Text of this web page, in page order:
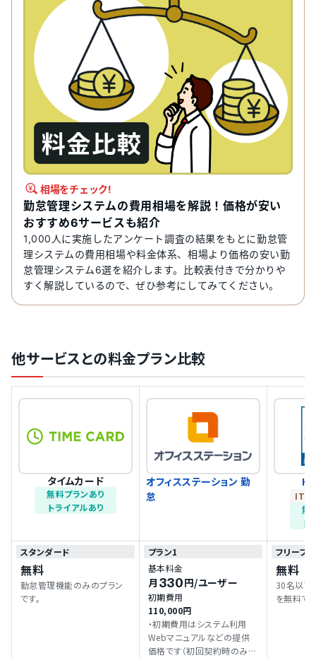
相場をチェック!
勤怠管理システムの費用相場を解説！価格が安い
おすすめ6サービスも紹介
1,000人に実施したアンケート調査の結果をもとに勤怠管
理システムの費用相場や料金体系、相場より価格の安い勤
怠管理システム6選を紹介します。比較表付きで分かりや
すく解説しているので、ぜひ参考にしてみてください。
他サービスとの料金プラン比較
タイムカード
無料プランあり
トライアルあり
オフィスステーション 勤
怠
IT導
無
ト
スタンダード
無料
勤怠管理機能のみのプラン
です。
プラン1
基本料金
月 330円/ユーザー
初期費用
110,000円
・初期費用はシステム利用
Webマニュアルなどの提供
価格です（初回契約時のみ）。
フリープ
無料
30名以下
を無料で